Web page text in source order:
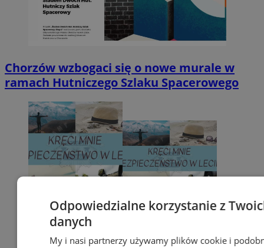
Chorzów wzbogaci się o nowe murale w
ramach Hutniczego Szlaku Spacerowego
Odpowiedzialne korzystanie z
danych
My i nasi partnerzy używamy plików cookie i